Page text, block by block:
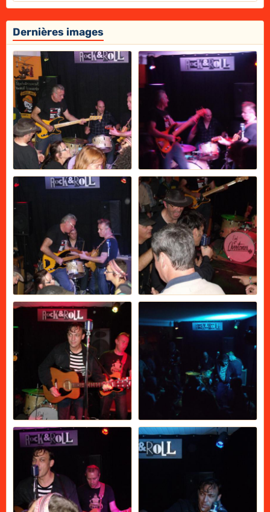
Dernières images